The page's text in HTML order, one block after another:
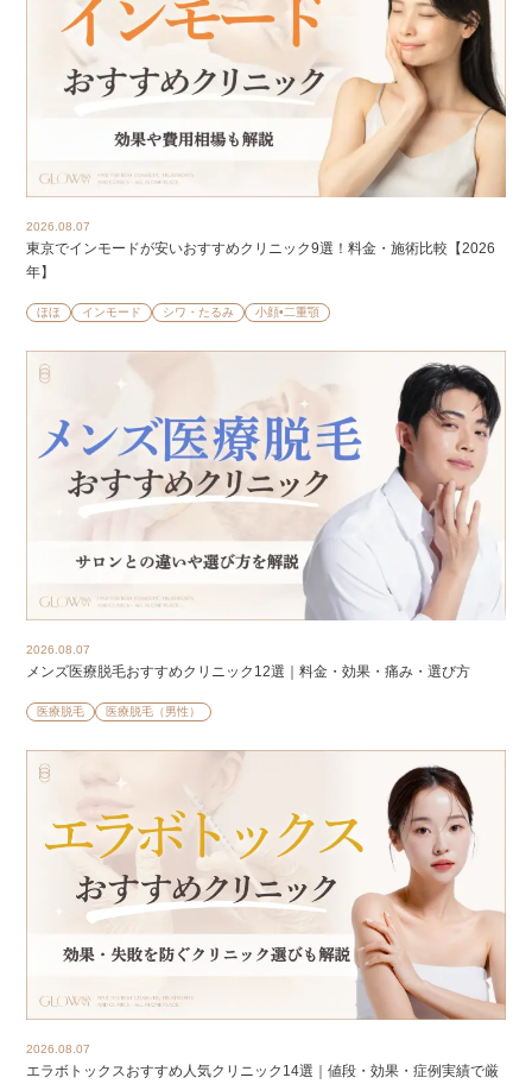
2026.08.07
東京でインモードが安いおすすめクリニック9選！料金・施術比較【2026
年】
ほほ インモード シワ・たるみ 小顔•二重顎
2026.08.07
メンズ医療脱毛おすすめクリニック12選｜料金・効果・痛み・選び方
医療脱毛 医療脱毛（男性）
2026.08.07
エラボトックスおすすめ人気クリニック14選｜値段・効果・症例実績で厳